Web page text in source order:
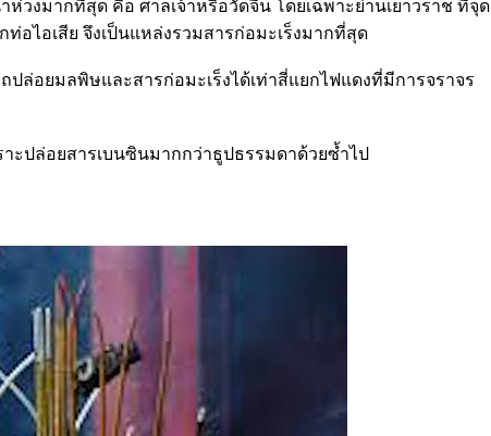
งมากที่สุด คือ ศาลเจ้าหรือวัดจีน โดยเฉพาะย่านเยาวราช ที่จุด
ไอเสีย จึงเป็นแหล่งรวมสารก่อมะเร็งมากที่สุด
ล่อยมลพิษและสารก่อมะเร็งได้เท่าสี่แยกไฟแดงที่มีการจราจร
ปล่อยสารเบนซินมากกว่าธูปธรรมดาด้วยซ้ำไป